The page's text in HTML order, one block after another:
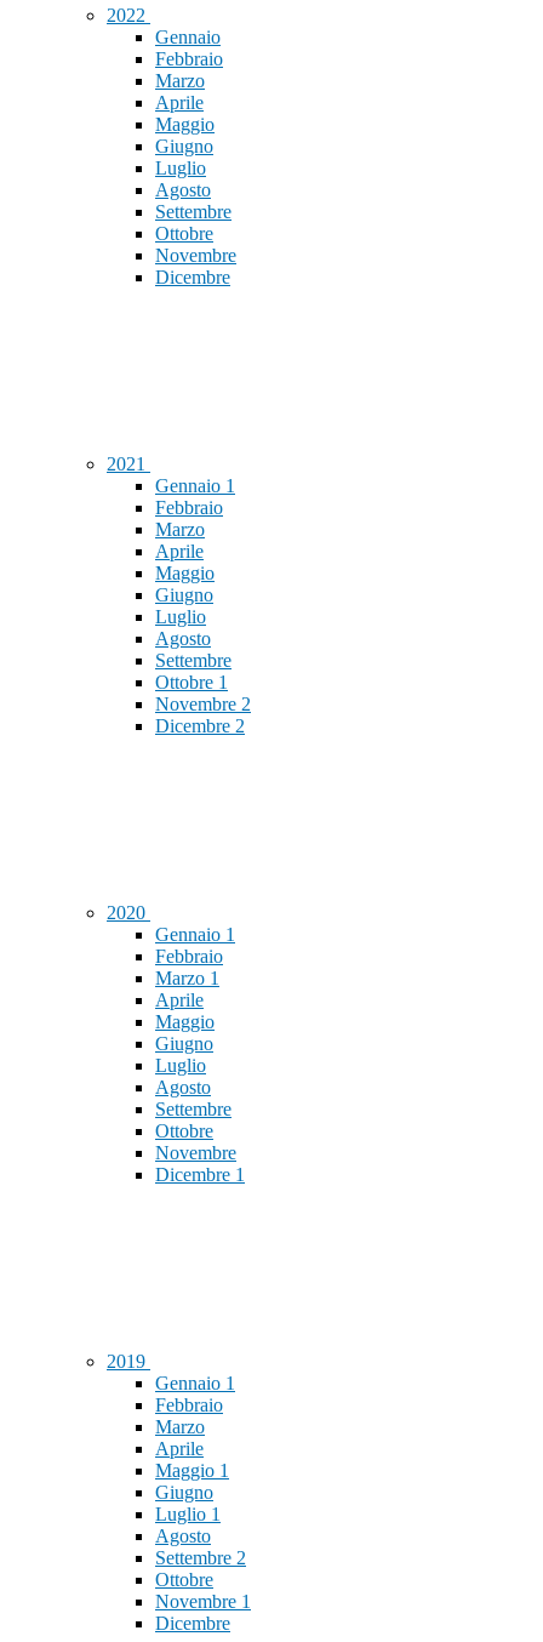
2022
Gennaio
Febbraio
Marzo
Aprile
Maggio
Giugno
Luglio
Agosto
Settembre
Ottobre
Novembre
Dicembre
2021
Gennaio 1
Febbraio
Marzo
Aprile
Maggio
Giugno
Luglio
Agosto
Settembre
Ottobre 1
Novembre 2
Dicembre 2
2020
Gennaio 1
Febbraio
Marzo 1
Aprile
Maggio
Giugno
Luglio
Agosto
Settembre
Ottobre
Novembre
Dicembre 1
2019
Gennaio 1
Febbraio
Marzo
Aprile
Maggio 1
Giugno
Luglio 1
Agosto
Settembre 2
Ottobre
Novembre 1
Dicembre